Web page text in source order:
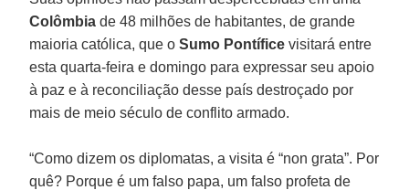
Colômbia de 48 milhões de habitantes, de grande
maioria católica, que oSumo Pontífice visitará entre
esta quarta-feira e domingo para expressar seu apoio
à paz e à reconciliação desse país destroçado por
mais de meio século de conflito armado.
“Como dizem os diplomatas, a visita é “non grata”. Por
quê? Porque é um falso papa, um falso profeta de